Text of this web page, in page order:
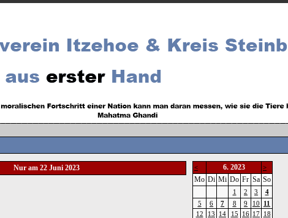
Nur am 22 Juni 2023 < 6. 2023 >
Mo Di Mi Do Fr Sa So
1 2 3
4
5
6 7 8 9 10
11
12
13 14 15 16 17 18